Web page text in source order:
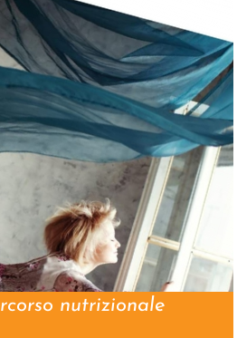
nutrizionale